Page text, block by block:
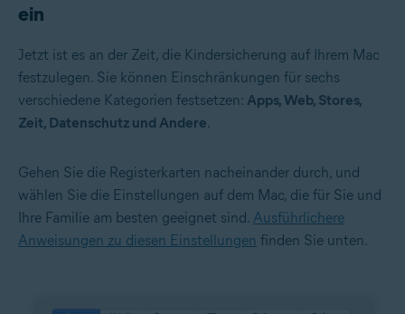
ein
Jetzt ist es an der Zeit, die Kindersicherung auf Ihrem Mac
festzulegen. Sie können Einschränkungen für sechs
verschiedene Kategorien festsetzen: Apps, Web, Stores,
Zeit, Datenschutz und Andere.
Gehen Sie die Registerkarten nacheinander durch, und
wählen Sie die Einstellungen auf dem Mac, die für Sie und
Ihre Familie am besten geeignet sind. Ausführlichere
Anweisungen zu diesen Einstellungen finden Sie unten.